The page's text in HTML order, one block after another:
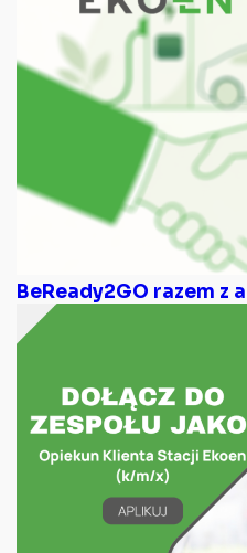
BeReady2GO razem z